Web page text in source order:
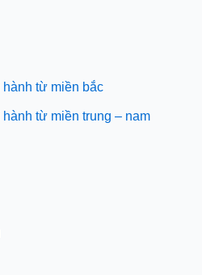
từ miền bắc
từ miền trung – nam